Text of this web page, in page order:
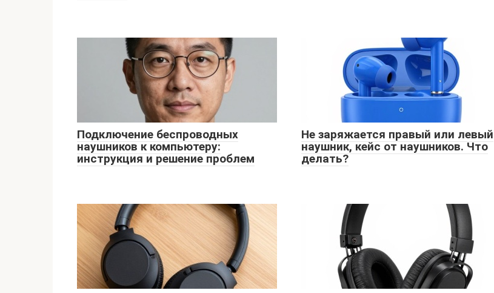
Подключение беспроводных
наушников к компьютеру:
инструкция и решение проблем
Не заряжается правый или левый
наушник, кейс от наушников. Что
делать?